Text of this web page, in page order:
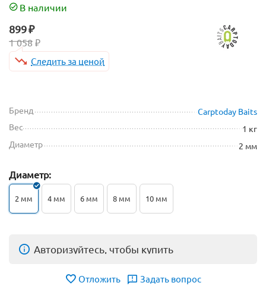
В наличии
899₽
1 058 ₽
Следить за ценой
Бренд
Carptoday Baits
Вес
1 кг
Диаметр
2 мм
Диаметр:
2 мм 4 мм 6 мм 8 мм 10 мм
Авторизуйтесь, чтобы купить
Отложить Задать вопрос